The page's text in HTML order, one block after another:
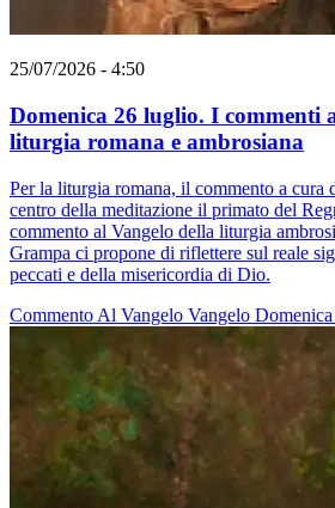
25/07/2026 - 4:50
Domenica 26 luglio. I commenti
liturgia romana e ambrosiana
Per la liturgia romana, il commento a cura
centro della meditazione il primato del
commento al Vangelo della liturgia
Grampa ci propone di riflettere sul reale
peccati e della misericordia di Dio.
Commento Al Vangelo Vangelo Domenica